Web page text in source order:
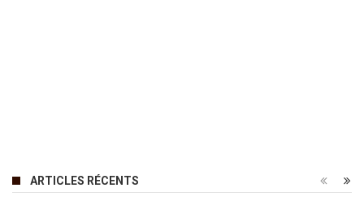
ARTICLES RÉCENTS